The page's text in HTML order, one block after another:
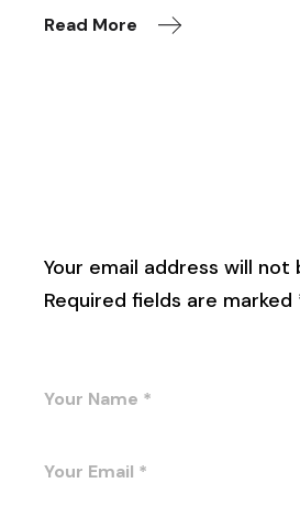
Read More
Your email address will not
Required fields are marked